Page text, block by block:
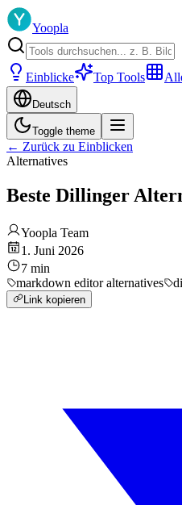
Yoopla
Einblicke Top Tools
Deutsch
Toggle theme
← Zurück zu Einblicken
Alternatives
Beste Dillinger
Yoopla Team
1. Juni 2026
7 min
markdown editor alternatives
Link kopieren